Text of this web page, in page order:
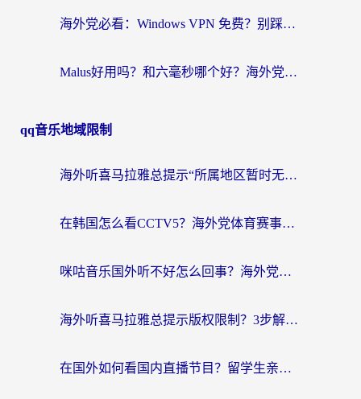
海外党必看：Windows VPN 免费？别踩坑！教你选对好用的国内加速器无缝回国
Malus好用吗？和六毫秒哪个好？海外党选回国加速器的避坑指南
qq音乐地域限制
海外听喜马拉雅总提示“所属地区暂时无版权”？这个限制解除方法亲测有效！
在韩国怎么看CCTV5？海外党体育赛事+中文解说观看终极指南
咪咕音乐国外听不好怎么回事？海外党听歌自由的终极解决方案来了
海外听喜马拉雅总提示版权限制？3步解决+2个音乐平台问题全攻略
在国外如何看国内直播节目？留学生亲测有效的追剧加速指南